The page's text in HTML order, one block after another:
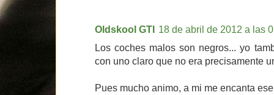
Oldskool GTI 18 de abril de 2012 a las
Los coches malos son negros... yo
con uno claro que no era precisamente
Pues mucho animo, a mi me encanta